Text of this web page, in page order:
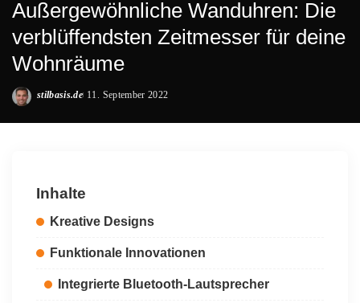
Außergewöhnliche Wanduhren: Die
verblüffendsten Zeitmesser für deine
Wohnräume
Posted
stilbasis.de 11. September 2022
Inhalte
Kreative Designs
Funktionale Innovationen
Integrierte Bluetooth-Lautsprecher